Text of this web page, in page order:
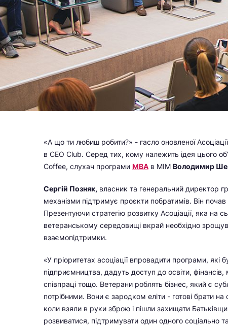
«А що ти любиш робити?» - гасло оновленої
в CEO Club. Серед тих, кому належить ідея цього
Coffee, слухач програми МВА в МІМ Володимир
Сергій Позняк, власник та генеральний директор
механізми підтримує проєкти побратимів. Він
Презентуючи стратегію розвитку Асоціації, яка на
ветеранському середовищі вкрай необхідно
взаємопідтримки.
«У пріоритетах асоціації впровадити програми, які
підприємництва, дадуть доступ до освіти,
співпраці тощо. Ветерани роблять бізнес, який є
потрібними. Вони є зародком еліти - готові брати
коли взяли в руки зброю і пішли захищати
розвиватися, підтримувати один одного соціально